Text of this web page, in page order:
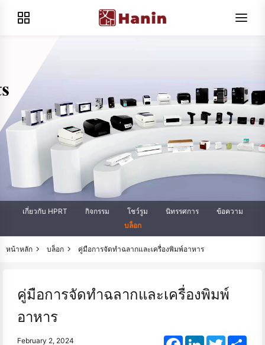
เกี่ยวกับ HPRT กิจกรรม โชว์รูม นิทรรศการ
ข้อความ
บล็อก
หน้าหลัก บล็อก คู่มือการจัดทำฉลากและเครื่องพิมพ์อาหาร
คู่มือการจัดทำฉลากและเครื่องพิมพ์
อาหาร
February 2, 2024 FacebookLinkedInTwitter